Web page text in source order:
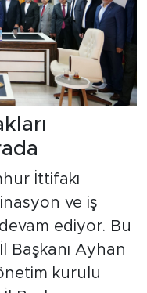
İttifakı
ve iş
ediyor. Bu
Başkanı Ayhan
kurulu